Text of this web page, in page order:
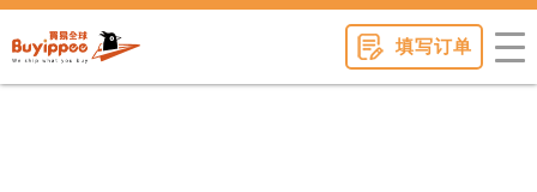
填写订单